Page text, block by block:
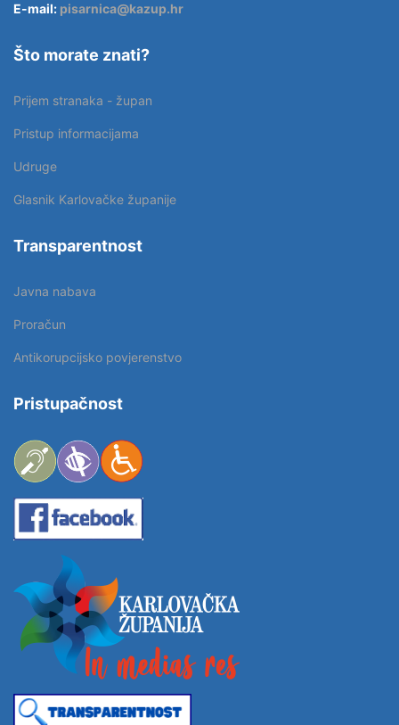
E-mail: pisarnica@kazup.hr
Što morate znati?
Prijem stranaka - župan
Pristup informacijama
Udruge
Glasnik Karlovačke županije
Transparentnost
Javna nabava
Proračun
Antikorupcijsko povjerenstvo
Pristupačnost